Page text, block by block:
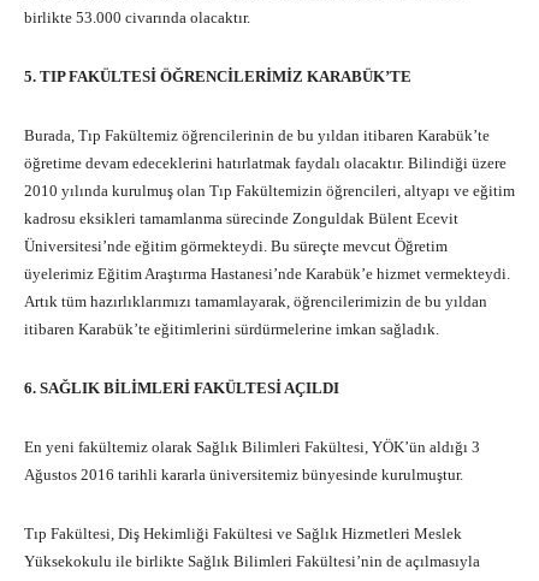
birlikte 53.000 civarında olacaktır.
5. TIP FAKÜLTESİ ÖĞRENCİLERİMİZ KARABÜK’TE
Burada, Tıp Fakültemiz öğrencilerinin de bu yıldan itibaren Karabük’te
öğretime devam edeceklerini hatırlatmak faydalı olacaktır. Bilindiği üzere
2010 yılında kurulmuş olan Tıp Fakültemizin öğrencileri, altyapı ve eğitim
kadrosu eksikleri tamamlanma sürecinde Zonguldak Bülent Ecevit
Üniversitesi’nde eğitim görmekteydi. Bu süreçte mevcut Öğretim
üyelerimiz Eğitim Araştırma Hastanesi’nde Karabük’e hizmet vermekteydi.
Artık tüm hazırlıklarımızı tamamlayarak, öğrencilerimizin de bu yıldan
itibaren Karabük’te eğitimlerini sürdürmelerine imkan sağladık.
6. SAĞLIK BİLİMLERİ FAKÜLTESİ AÇILDI
En yeni fakültemiz olarak Sağlık Bilimleri Fakültesi, YÖK’ün aldığı 3
Ağustos 2016 tarihli kararla üniversitemiz bünyesinde kurulmuştur.
Tıp Fakültesi, Diş Hekimliği Fakültesi ve Sağlık Hizmetleri Meslek
Yüksekokulu ile birlikte Sağlık Bilimleri Fakültesi’nin de açılmasıyla